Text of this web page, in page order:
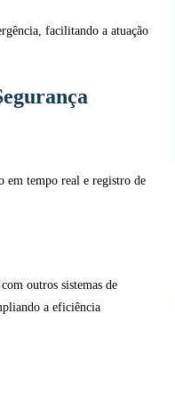
facilitando a atuação
em tempo real e registro de
outros sistemas de
a eficiência